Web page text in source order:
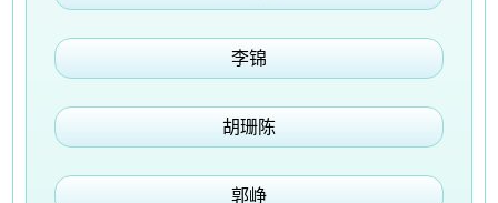
李锦
胡珊陈
郭峥